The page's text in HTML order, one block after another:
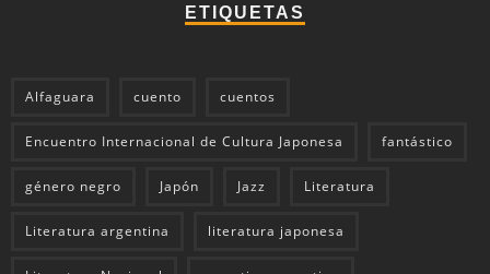
ETIQUETAS
Alfaguara cuento cuentos
Encuentro Internacional de Cultura Japonesa fantástico
género negro Japón Jazz Literatura
Literatura argentina literatura japonesa